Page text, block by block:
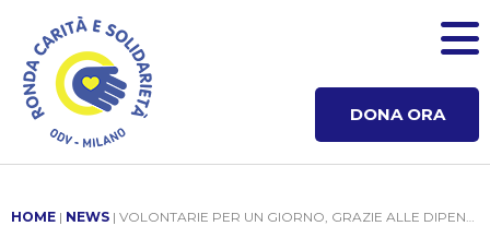
DONA ORA
HOME | NEWS | VOLONTARIE PER UN GIORNO, GRAZIE ALLE DIPENDENTI CHUBB!